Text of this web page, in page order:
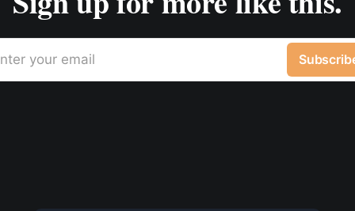
your email